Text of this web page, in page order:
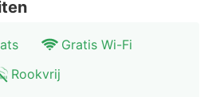
Het hotel ligt op slechts
bruisende stadscentrum,
winkels en restaurants.
Bruchsalmuseum, op slechts
Gratis Wi-Fi
Rookvrij